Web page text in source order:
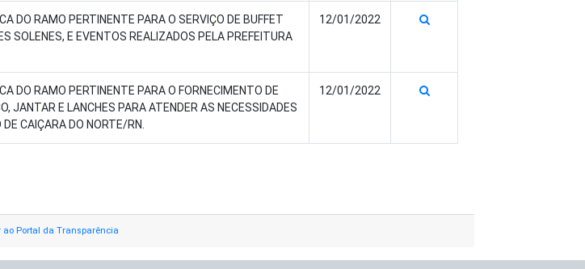
DO RAMO PERTINENTE PARA O SERVIÇO DE BUFFET
SOLENES, E EVENTOS REALIZADOS PELA PREFEITURA
12/01/2022
DO RAMO PERTINENTE PARA O FORNECIMENTO DE
JANTAR E LANCHES PARA ATENDER AS NECESSIDADES
CAIÇARA DO NORTE/RN.
12/01/2022
Portal da Transparência